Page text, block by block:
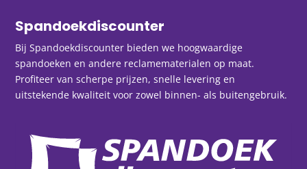
Spandoekdiscounter
Bij Spandoekdiscounter bieden we hoogwaardige
spandoeken en andere reclamematerialen op maat.
Profiteer van scherpe prijzen, snelle levering en
uitstekende kwaliteit voor zowel binnen- als buitengebruik.